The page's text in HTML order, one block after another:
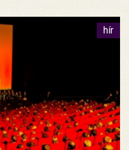
hír